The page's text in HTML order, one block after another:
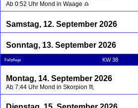
Ab 0:52 Uhr Mond in Waage ♎
Samstag, 12. September 2026
Sonntag, 13. September 2026
Fellpflege KW 38
Montag, 14. September 2026
Ab 7:44 Uhr Mond in Skorpion ♏